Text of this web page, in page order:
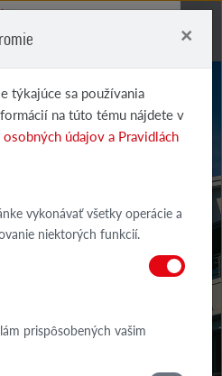
×
týkajúce sa používania
na túto tému nájdete v
osobných údajov a Pravidlách
vykonávať všetky operácie a
niektorých funkcií.
prispôsobených vašim